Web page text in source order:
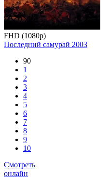
FHD (1080p)
Последний самурай 2003
90
1
2
3
4
5
6
7
8
9
10
Смотреть
онлайн